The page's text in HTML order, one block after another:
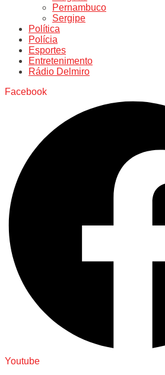
Pernambuco
Sergipe
Política
Polícia
Esportes
Entretenimento
Rádio Delmiro
Facebook
Youtube